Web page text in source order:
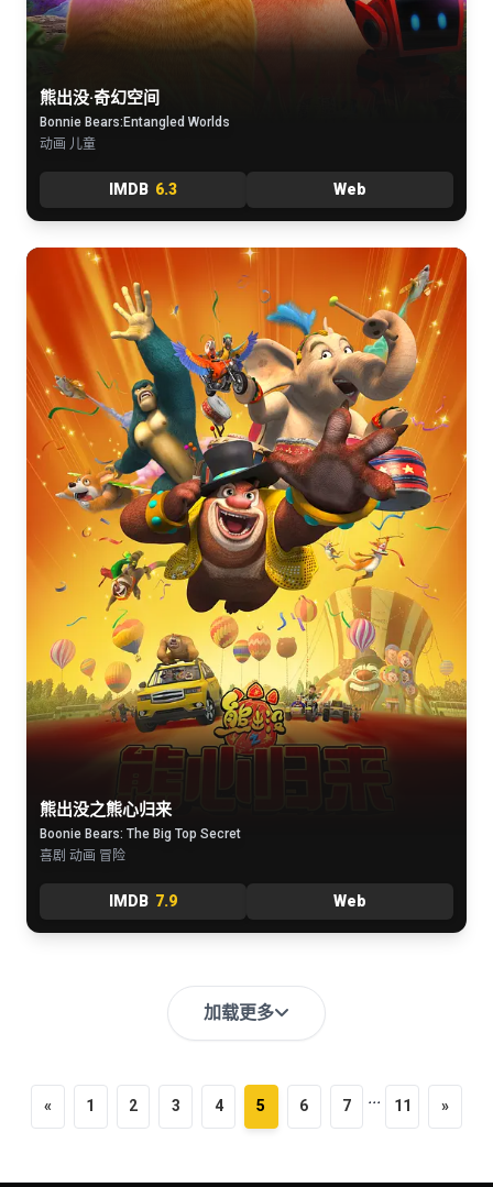
熊出没·奇幻空间
Bonnie Bears:Entangled Worlds
动画 儿童
IMDB 6.3 Web
熊出没之熊心归来
Boonie Bears: The Big Top Secret
喜剧 动画 冒险
IMDB 7.9 Web
加载更多
« 1 2 3 4 5 6 7 ... 11 »